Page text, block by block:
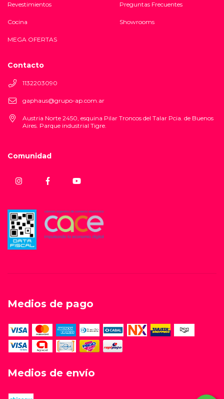
Revestimientos
Cocina
MEGA OFERTAS
Preguntas Frecuentes
Showrooms
Contacto
1132203090
gaphaus@grupo-ap.com.ar
Austria Norte 2450, esquina Pilar Troncos del Talar Pcia. de Buenos
Aires. Parque industrial Tigre.
Comunidad
Medios de pago
Medios de envío